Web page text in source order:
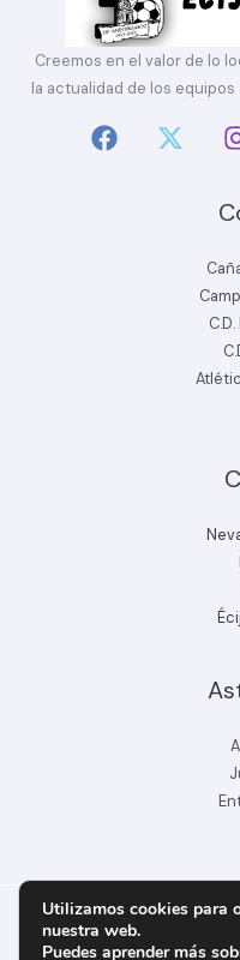
Creemos en el valor de lo
la actualidad de los
Utilizamos cookies para
nuestra web.
Puedes aprender más